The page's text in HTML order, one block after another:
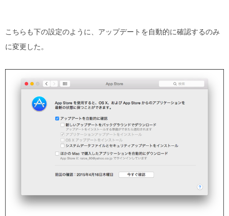
こちらも下の設定のように、アップデートを自動的に確認するのみ
に変更した。